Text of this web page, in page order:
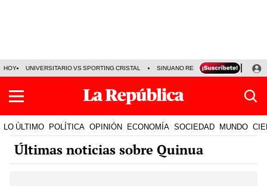
HOY UNIVERSITARIO VS SPORTING CRISTAL SINUANO RESULTADOS HOY
LO ÚLTIMO POLÍTICA OPINIÓN ECONOMÍA SOCIEDAD MUNDO
Últimas noticias sobre Quinua